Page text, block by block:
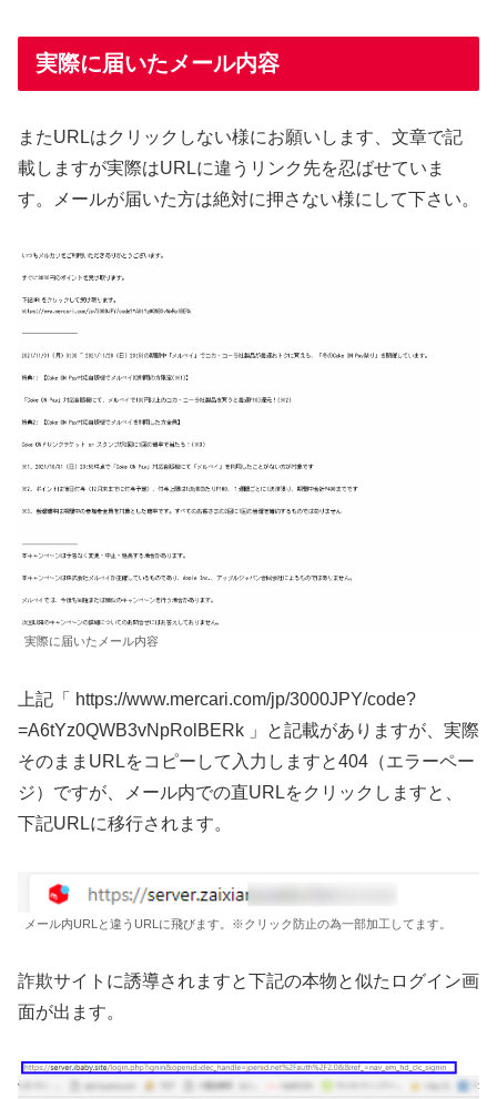
実際に届いたメール内容
またURLはクリックしない様にお願いします、文章で記
載しますが実際はURLに違うリンク先を忍ばせていま
す。メールが届いた方は絶対に押さない様にして下さい。
実際に届いたメール内容
上記「 https://www.mercari.com/jp/3000JPY/code?
=A6tYz0QWB3vNpRolBERk 」と記載がありますが、実際
そのままURLをコピーして入力しますと404（エラーペー
ジ）ですが、メール内での直URLをクリックしますと、
下記URLに移行されます。
メール内URLと違うURLに飛びます。※クリック防止の為一部加工してます。
詐欺サイトに誘導されますと下記の本物と似たログイン画
面が出ます。